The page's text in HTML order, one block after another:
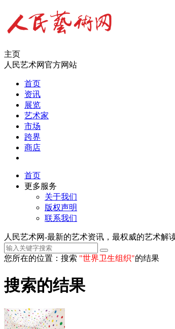
主页
人民艺术网官方网站
首页
资讯
展览
艺术家
市场
跨界
商店
首页
更多服务
关于我们
版权声明
联系我们
人民艺术网-最新的艺术资讯，最权威的艺术解
您所在的位置：搜索 "世界卫生组织"的结果
搜索的结果